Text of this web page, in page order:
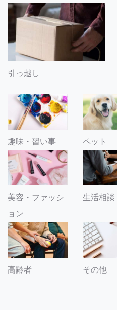
引っ越し
趣味・習い事 ペット
美容・ファッシ
ョン
生活相談
高齢者 その他